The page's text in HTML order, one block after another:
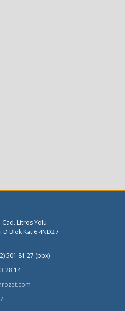
Cad. Litros Yolu
D Blok Kat:6 4ND2 /
501 81 27 (pbx)
28 14